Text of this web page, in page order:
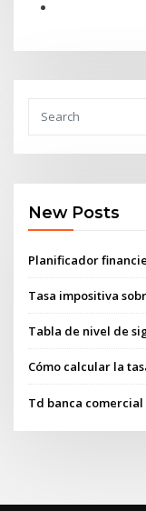
New Posts
Planificador
Tasa impositiva
Tabla de nivel de
Cómo calcular la
Td banca